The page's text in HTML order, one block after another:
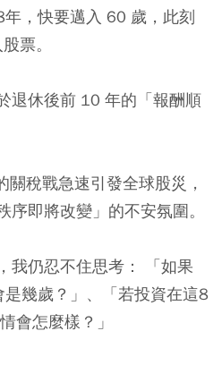
，快要邁入 60 歲，此刻
票。
退休後前 10 年的「報酬順
稅戰急速引發全球股災，
即將改變」的不安氛圍。
我仍忍不住思考： 「如果
幾歲？」、「若投資在這8
會怎麼樣？」